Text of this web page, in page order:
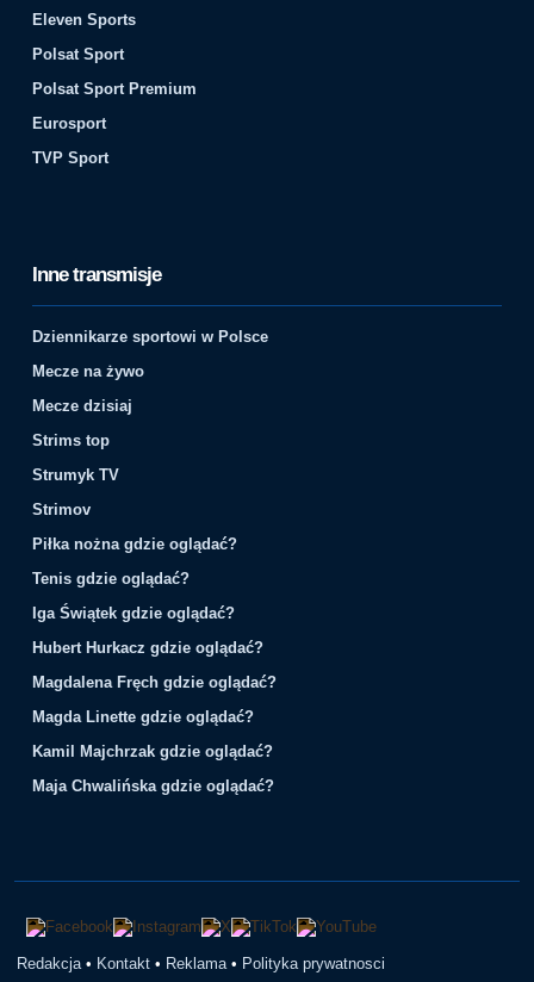
Eleven Sports
Polsat Sport
Polsat Sport Premium
Eurosport
TVP Sport
Inne transmisje
Dziennikarze sportowi w Polsce
Mecze na żywo
Mecze dzisiaj
Strims top
Strumyk TV
Strimov
Piłka nożna gdzie oglądać?
Tenis gdzie oglądać?
Iga Świątek gdzie oglądać?
Hubert Hurkacz gdzie oglądać?
Magdalena Fręch gdzie oglądać?
Magda Linette gdzie oglądać?
Kamil Majchrzak gdzie oglądać?
Maja Chwalińska gdzie oglądać?
Redakcja • Kontakt • Reklama • Polityka prywatnosci